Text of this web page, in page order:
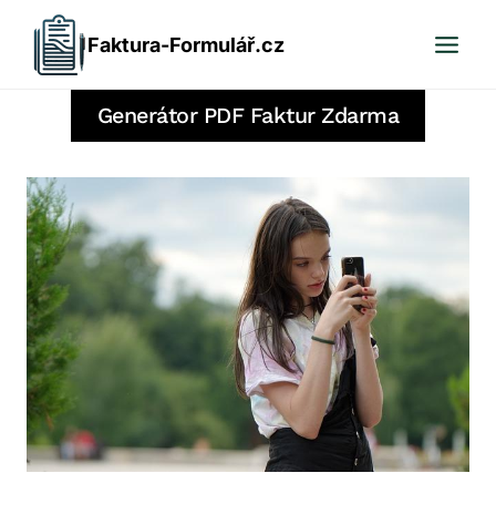
Přeskočit
obsah
Faktura-Formulář.cz
Generátor PDF Faktur Zdarma